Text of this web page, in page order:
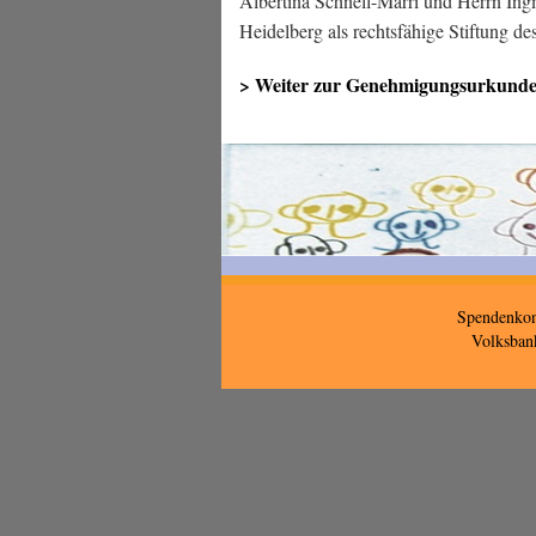
Heidelberg als rechtsfähige Stiftung
> Weiter zur